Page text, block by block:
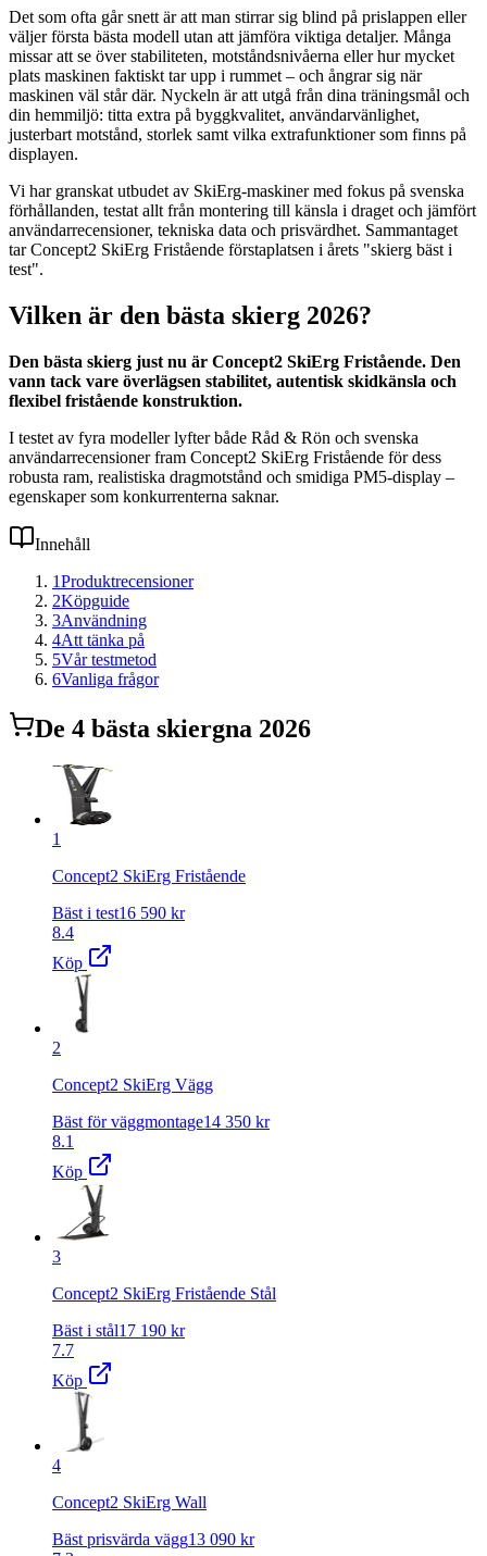
Det som ofta går snett är att man stirrar sig blind på prislappen eller
väljer första bästa modell utan att jämföra viktiga detaljer. Många
missar att se över stabiliteten, motståndsnivåerna eller hur mycket
plats maskinen faktiskt tar upp i rummet – och ångrar sig när
maskinen väl står där. Nyckeln är att utgå från dina träningsmål och
din hemmiljö: titta extra på byggkvalitet, användarvänlighet,
justerbart motstånd, storlek samt vilka extrafunktioner som finns på
displayen.
Vi har granskat utbudet av SkiErg-maskiner med fokus på svenska
förhållanden, testat allt från montering till känsla i draget och jämfört
användarrecensioner, tekniska data och prisvärdhet. Sammantaget
tar Concept2 SkiErg Fristående förstaplatsen i årets "skierg bäst i
test".
Vilken är den bästa skierg 2026?
Den bästa skierg just nu är Concept2 SkiErg Fristående. Den
vann tack vare överlägsen stabilitet, autentisk skidkänsla och
flexibel fristående konstruktion.
I testet av fyra modeller lyfter både Råd & Rön och svenska
användarrecensioner fram Concept2 SkiErg Fristående för dess
robusta ram, realistiska dragmotstånd och smidiga PM5-display –
egenskaper som konkurrenterna saknar.
Innehåll
1Produktrecensioner
2Köpguide
3Användning
4Att tänka på
5Vår testmetod
6Vanliga frågor
De 4 bästa skiergna 2026
1
Concept2 SkiErg Fristående
Bäst i test16 590 kr
8.4
Köp
2
Concept2 SkiErg Vägg
Bäst för väggmontage14 350 kr
8.1
Köp
3
Concept2 SkiErg Fristående Stål
Bäst i stål17 190 kr
7.7
Köp
4
Concept2 SkiErg Wall
Bäst prisvärda vägg13 090 kr